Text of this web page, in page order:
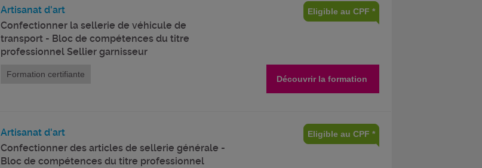
Artisanat d'art
Confectionner la sellerie de véhicule de
transport - Bloc de compétences du titre
professionnel Sellier garnisseur
Eligible au CPF *
Formation certifiante Découvrir la formation
Artisanat d'art
Confectionner des articles de sellerie générale -
Bloc de compétences du titre professionnel
Eligible au CPF *